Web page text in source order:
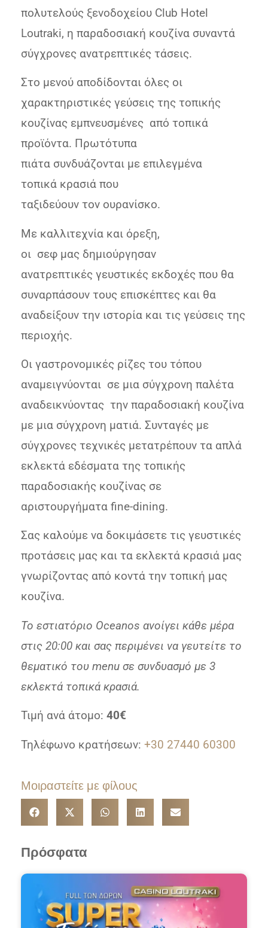
πολυτελούς ξενοδοχείου Club Hotel
Loutraki, η παραδοσιακή κουζίνα συναντά
σύγχρονες ανατρεπτικές τάσεις.
Στο μενού αποδίδονται όλες οι
χαρακτηριστικές γεύσεις της τοπικής
κουζίνας εμπνευσμένες από τοπικά
προϊόντα. Πρωτότυπα
πιάτα συνδυάζονται με επιλεγμένα
τοπικά κρασιά που
ταξιδεύουν τον ουρανίσκο.
Με καλλιτεχνία και όρεξη,
oι σεφ μας δημιούργησαν
ανατρεπτικές γευστικές εκδοχές που θα
συναρπάσουν τους επισκέπτες και θα
αναδείξουν την ιστορία και τις γεύσεις της
περιοχής.
Οι γαστρονομικές ρίζες του τόπου
αναμειγνύονται σε μια σύγχρονη παλέτα
αναδεικνύοντας την παραδοσιακή κουζίνα
με μια σύγχρονη ματιά. Συνταγές με
σύγχρονες τεχνικές μετατρέπουν τα απλά
εκλεκτά εδέσματα της τοπικής
παραδοσιακής κουζίνας σε
αριστουργήματα fine-dining.
Σας καλούμε να δοκιμάσετε τις γευστικές
προτάσεις μας και τα εκλεκτά κρασιά μας
γνωρίζοντας από κοντά την τοπική μας
κουζίνα.
Το εστιατόριο Oceanos ανοίγει κάθε μέρα
στις 20:00 και σας περιμένει να γευτείτε το
θεματικό του menu σε συνδυασμό με 3
εκλεκτά τοπικά κρασιά.
Τιμή ανά άτομο: 40€
Τηλέφωνο κρατήσεων: +30 27440 60300
Μοιραστείτε με φίλους
Πρόσφατα